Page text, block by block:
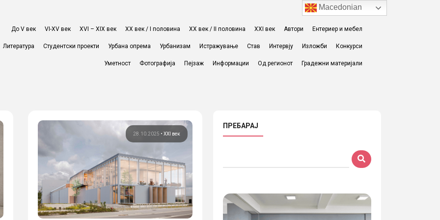
До V век VI-XV век XVI – XIX век ХХ век / I половина ХХ век / II половина XXI век Автори Ентериер и мебел
Литература Студентски проекти Урбана опрема Урбанизам Истражување Став Интервју Изложби Конкурси
Уметност Фотографија Пејзаж Информации Од регионот Градежни материјали
28.10.2025 • XXI век
ПРЕБАРАЈ
Macedonian